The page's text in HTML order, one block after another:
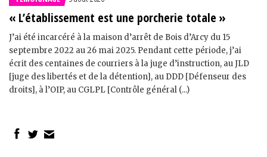
« L’établissement est une porcherie totale »
J’ai été incarcéré à la maison d’arrêt de Bois d’Arcy du 15
septembre 2022 au 26 mai 2025. Pendant cette période, j’ai
écrit des centaines de courriers à la juge d’instruction, au JLD
[juge des libertés et de la détention], au DDD [Défenseur des
droits], à l’OIP, au CGLPL [Contrôle général (...)